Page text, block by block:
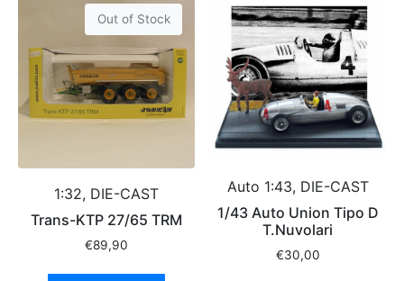
Out of Stock
1:32, DIE-CAST
Trans-KTP 27/65 TRM
€89,90
Auto 1:43, DIE-CAST
1/43 Auto Union Tipo D
T.Nuvolari
€30,00